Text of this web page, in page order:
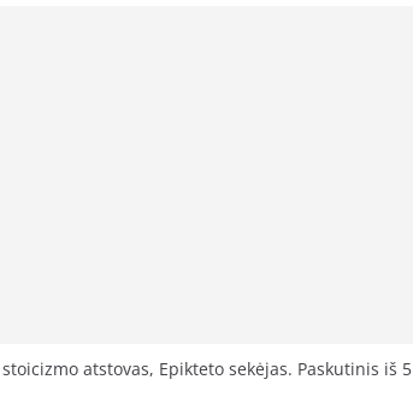
atstovas, Epikteto sekėjas. Paskutinis iš 5